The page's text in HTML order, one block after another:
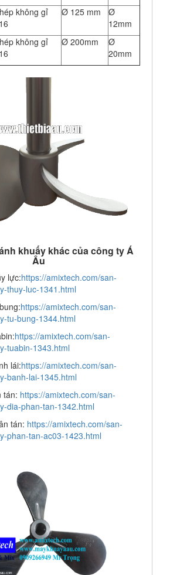
không gỉ
Ø 125 mm
Ø
12mm
không gỉ
Ø 200mm
Ø
20mm
khuấy khác của công ty Á
Âu
lực:https://amixtech.com/san-
thuy-luc-1341.html
https://amixtech.com/san-
tu-bung-1344.html
https://amixtech.com/san-
tuabin-1343.html
lái:https://amixtech.com/san-
banh-lai-1345.html
tán: https://amixtech.com/san-
dia-phan-tan-1342.html
tán: https://amixtech.com/san-
phan-tan-ac03-1423.html